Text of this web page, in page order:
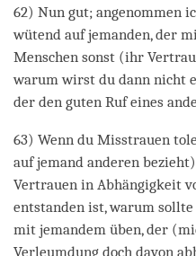
62) Nun gut; angenommen
wütend auf jemanden, der
Menschen sonst (ihr
warum wirst du dann nicht
der den guten Ruf eines
63) Wenn du Misstrauen
auf jemand anderen
Vertrauen in Abhängigkeit
entstanden ist, warum
mit jemandem üben, der
Verleumdung doch davon